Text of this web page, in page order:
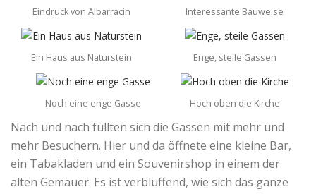
Interessante Bauweise
Eindruck von Albarracín
Enge, steile Gassen
Ein Haus aus Naturstein
Hoch oben die Kirche
Noch eine enge Gasse
Nach und nach füllten sich die Gassen mit mehr und
mehr Besuchern. Hier und da öffnete eine kleine Bar,
ein Tabakladen und ein Souvenirshop in einem der
alten Gemäuer. Es ist verblüffend, wie sich das ganze